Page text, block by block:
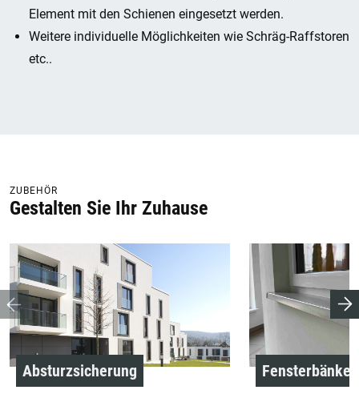
Element mit den Schienen eingesetzt werden.
Weitere individuelle Möglichkeiten wie Schräg-Raffstoren
etc..
ZUBEHÖR
Gestalten Sie Ihr Zuhause
Absturzsicherung Fensterbänke